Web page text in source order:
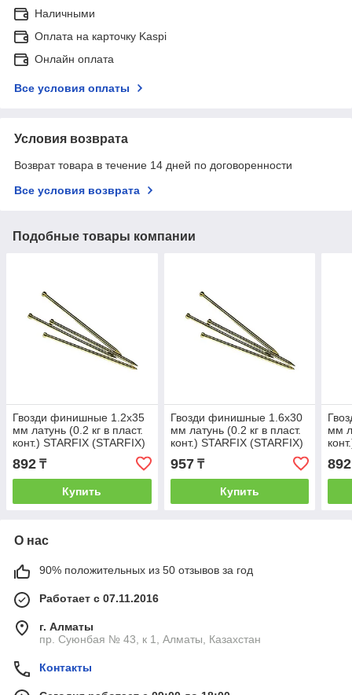
Наличными
Оплата на карточку Kaspi
Онлайн оплата
Все условия оплаты
Условия возврата
Возврат товара в течение 14 дней по договоренности
Все условия возврата
Подобные товары компании
Гвозди финишные 1.2х35
мм латунь (0.2 кг в пласт.
конт.) STARFIX (STARFIX)
(SMP1-99656-02)
892 ₸
Купить
Гвозди финишные 1.6х30
мм латунь (0.2 кг в пласт.
конт.) STARFIX (STARFIX)
(SMP1-103651-02)
957₸
Купить
мм
892
О нас
90% положительных из 50 отзывов за год
Работает с 07.11.2016
г. Алматы
пр. Суюнбая № 43, к 1, Алматы, Казахстан
Контакты